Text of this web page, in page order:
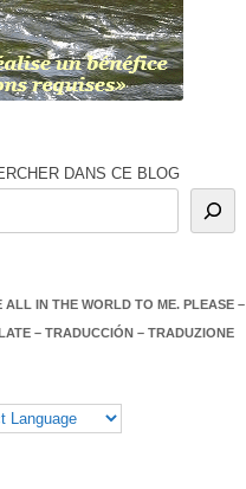
DANS CE BLOG
ALL IN THE WORLD TO ME. PLEASE –
– TRADUCCIÓN – TRADUZIONE